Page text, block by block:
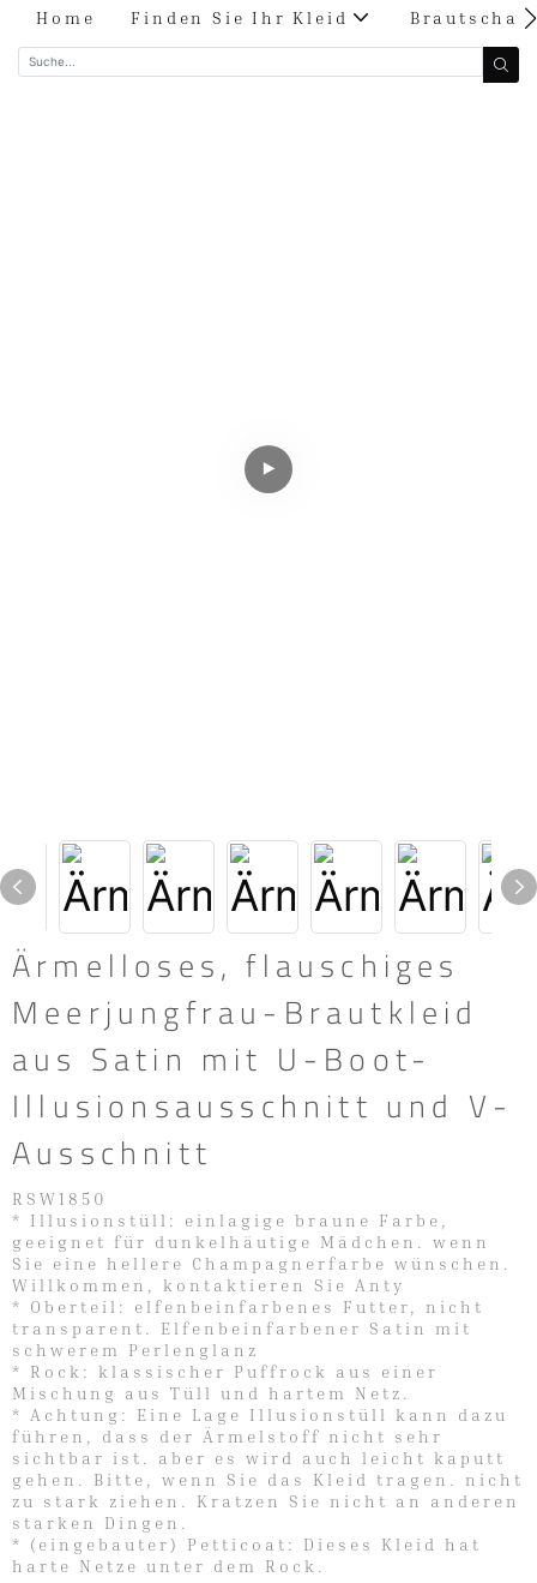
Home Finden Sie Ihr Kleid Brautschau
Ärmelloses, flauschiges
Meerjungfrau-Brautkleid
aus Satin mit U-Boot-
Illusionsausschnitt und V-
Ausschnitt
RSW1850
* Illusionstüll: einlagige braune Farbe,
geeignet für dunkelhäutige Mädchen. wenn
Sie eine hellere Champagnerfarbe wünschen.
Willkommen, kontaktieren Sie Anty
* Oberteil: elfenbeinfarbenes Futter, nicht
transparent. Elfenbeinfarbener Satin mit
schwerem Perlenglanz
* Rock: klassischer Puffrock aus einer
Mischung aus Tüll und hartem Netz.
* Achtung: Eine Lage Illusionstüll kann dazu
führen, dass der Ärmelstoff nicht sehr
sichtbar ist. aber es wird auch leicht kaputt
gehen. Bitte, wenn Sie das Kleid tragen. nicht
zu stark ziehen. Kratzen Sie nicht an anderen
starken Dingen.
* (eingebauter) Petticoat: Dieses Kleid hat
harte Netze unter dem Rock.